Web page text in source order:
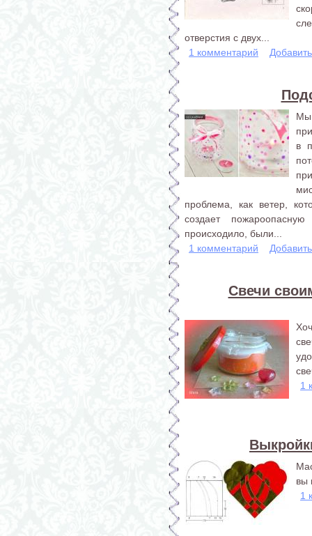
отверстия с двух...
1 комментарий
в
проблема, как ветер,
создает
происходило, были...
1 комментарий
Свечи
1
вы
1